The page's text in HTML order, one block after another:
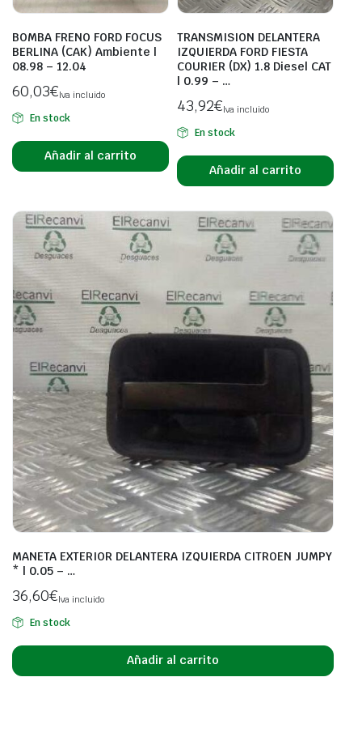
BOMBA FRENO FORD FOCUS
BERLINA (CAK) Ambiente |
08.98 – 12.04
60,03€Iva incluido
En stock
Añadir al carrito
TRANSMISION DELANTERA
IZQUIERDA FORD FIESTA
COURIER (DX) 1.8 Diesel CAT
| 0.99 – …
43,92€Iva incluido
En stock
Añadir al carrito
MANETA EXTERIOR DELANTERA IZQUIERDA CITROEN JUMPY
* | 0.05 – …
36,60€Iva incluido
En stock
Añadir al carrito